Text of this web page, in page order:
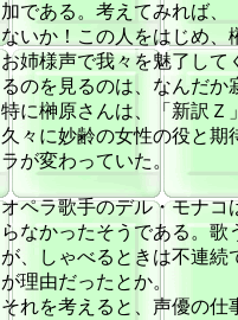
加である。考えてみれば、
ないか！この人をはじめ、
お姉様声で我々を魅了して
るのを見るのは、なんだか
特に榊原さんは、「新訳Ｚ
久々に妙齢の女性の役と期
ラが変わっていた。
オペラ歌手のデル・モナコ
らなかったそうである。
が、しゃべるときは不連続
が理由だったとか。
それを考えると、声優の仕